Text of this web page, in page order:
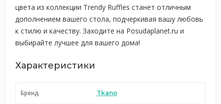
цвета из коллекции Trendy Ruffles станет отличным
дополнением вашего стола, подчеркивая вашу любовь
к стилю и качеству. Заходите на Posudaplanet.ru и
выбирайте лучшее для вашего дома!
Характеристики
Бренд Tkano